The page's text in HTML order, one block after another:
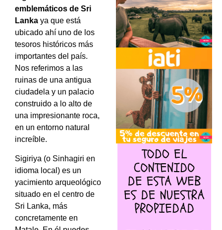
emblemáticos de Sri
Lanka ya que está
ubicado ahí uno de los
tesoros históricos más
importantes del país.
Nos referimos a las
ruinas de una antigua
ciudadela y un palacio
construido a lo alto de
una impresionante roca,
en un entorno natural
increíble.
Sigiriya (o Sinhagiri en
idioma local) es un
yacimiento arqueológico
situado en el centro de
Sri Lanka, más
concretamente en